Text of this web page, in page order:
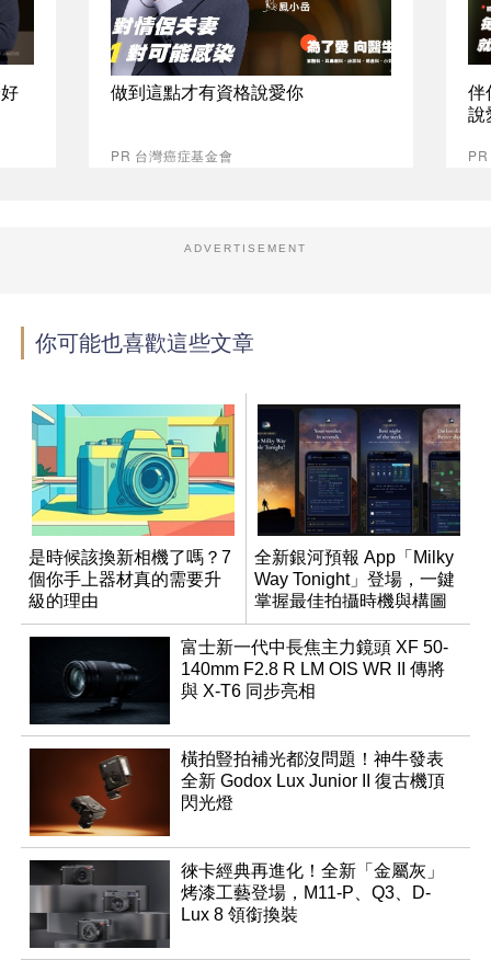
做到這點才有資格說愛你
PR 台灣癌症基金會
伴
說
ADVERTISEMENT
你可能也喜歡這些文章
是時候該換新相機了嗎？7
個你手上器材真的需要升
級的理由
全新銀河預報 App「Milky
Way Tonight」登場，一鍵
掌握最佳拍攝時機與構圖
富士新一代中長焦主力鏡頭 XF 50-
140mm F2.8 R LM OIS WR II 傳將
與 X-T6 同步亮相
橫拍豎拍補光都沒問題！神牛發表
全新 Godox Lux Junior II 復古機頂
閃光燈
徠卡經典再進化！全新「金屬灰」
烤漆工藝登場，M11-P、Q3、D-
Lux 8 領銜換裝